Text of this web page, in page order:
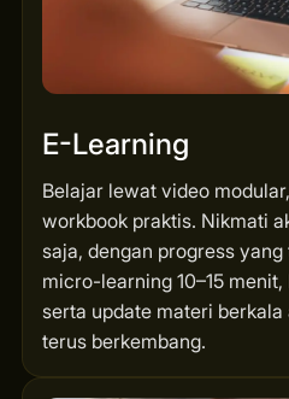
E-Learning
Belajar lewat video
workbook praktis. Nikmati
saja, dengan progress
micro-learning 10–15
serta update materi
terus berkembang.